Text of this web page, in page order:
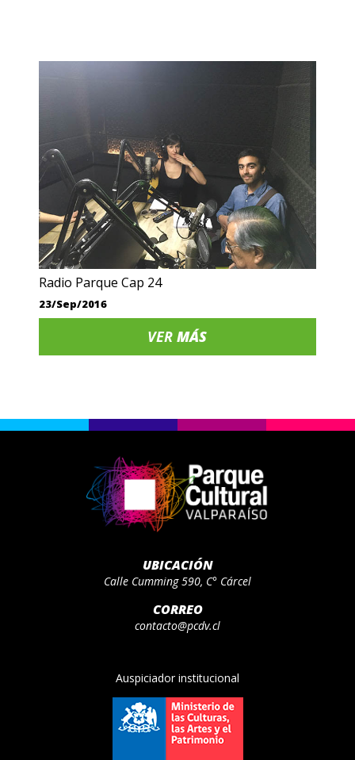
Radio Parque Cap 24
23/Sep/2016
VERMÁS
UBICACIÓN
Calle Cumming 590, C° Cárcel
CORREO
contacto@pcdv.cl
Auspiciador institucional